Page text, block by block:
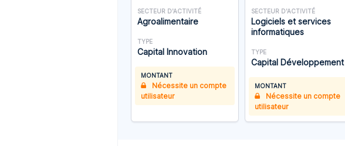
SECTEUR D'ACTIVITÉ
Agroalimentaire
TYPE
Capital Innovation
MONTANT
Nécessite un compte
utilisateur
SECTEUR D'ACTIVITÉ
Logiciels et services
informatiques
TYPE
Capital Développement
MONTANT
Nécessite un compte
utilisateur